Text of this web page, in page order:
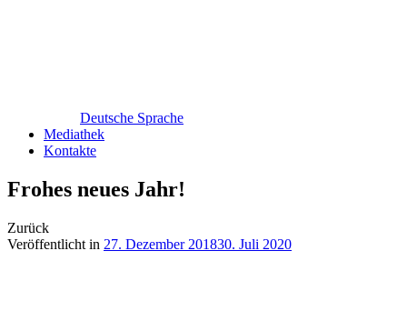
Deutsche Sprache
Mediathek
Kontakte
Frohes neues Jahr!
Zurück
Veröffentlicht in 27. Dezember 201830. Juli 2020